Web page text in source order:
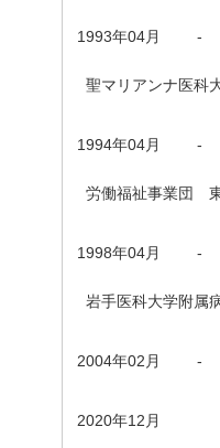
1993年04月 -
聖マリアンナ医科
1994年04月 -
労働福祉事業団
1998年04月 -
岩手医科大学附
2004年02月 -
2020年12月